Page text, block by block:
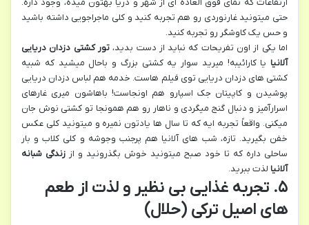
ارتفاعات که نمای فوق العاده ای از شهر و دریا بهتون میده، وجود داره.
حتی میتونید غارنوردی رو هم تجربه کنید و کلی ماجراجویی داشته باشید
و حس یک کاوشگر رو تجربه کنید.
اما یکی از اون تفریحات که نباید از دست بدید،تور کشتی دزدان دریایی
آلانیا یا کارائیبه! میرید سوار یه کشتی بزرگ و باحال میشید که شبیه
کشتی های دزدان دریایی توی فیلم هاست. خدمه هم لباس دزدان دریایی
پوشیدن و کاپیتان جک اسپارو هم اونجاست! باهاشون میری غارهای
اسرارآمیز و دنبال گنج میگردی و ناهار رو هم همونجا تو کشتی نوش جان
میکنی. واقعاً تجربه ایه که تا سال ها یادتون نمیره و میتونید کلی عکس
خفن بگیرید. تازه، شب های آلانیا هم پرجنب وجوشه و کلی کلاب و بار
ساحلی داره که تا خود صبح میتونید خوش بگذرونید و از زندگی شبانه
آلانیا لذت ببرید.
۵. تجربه غذایی بی نظیر و لذت از طعم
های اصیل ترکی (حلال)